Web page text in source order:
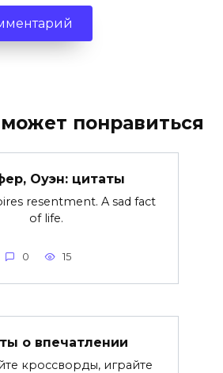
понравиться
Оуэн: цитаты
resentment. A sad fact
of life.
0 15
о впечатлении
кроссворды, играйте